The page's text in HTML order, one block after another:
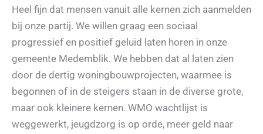
Heel fijn dat mensen vanuit alle kernen zich aanmelden
bij onze partij. We willen graag een sociaal
progressief en positief geluid laten horen in onze
gemeente Medemblik. We hebben dat al laten zien
door de dertig woningbouwprojecten, waarmee is
begonnen of in de steigers staan in de diverse grote,
maar ook kleinere kernen. WMO wachtlijst is
weggewerkt, jeugdzorg is op orde, meer geld naar